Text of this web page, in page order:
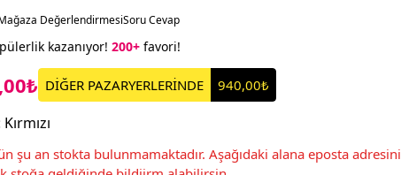
DeğerlendirmesiSoru Cevap
kazanıyor! 200+ favori!
DİĞER PAZARYERLERİNDE 940,00₺
Kırmızı
şu an stokta bulunmamaktadır. Aşağıdaki alana eposta adresini